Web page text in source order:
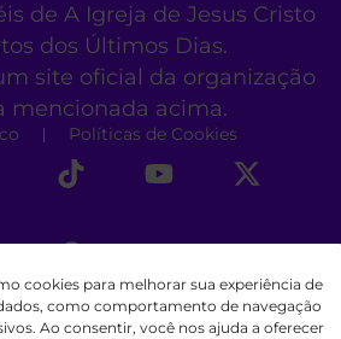
cookies para melhorar sua experiência de
como comportamento de navegação
Ao consentir, você nos ajuda a oferecer
de A Igreja de Jesus Cristo
dos Últimos Dias.
site oficial da organização
mencionada acima.
Políticas de Cookies